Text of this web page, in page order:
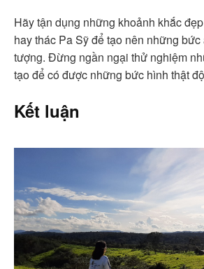
Hãy tận dụng những khoảnh khắc
hay thác Pa Sỹ để tạo nên những
tượng. Đừng ngần ngại thử nghiệm
tạo để có được những bức hình thật
Kết luận